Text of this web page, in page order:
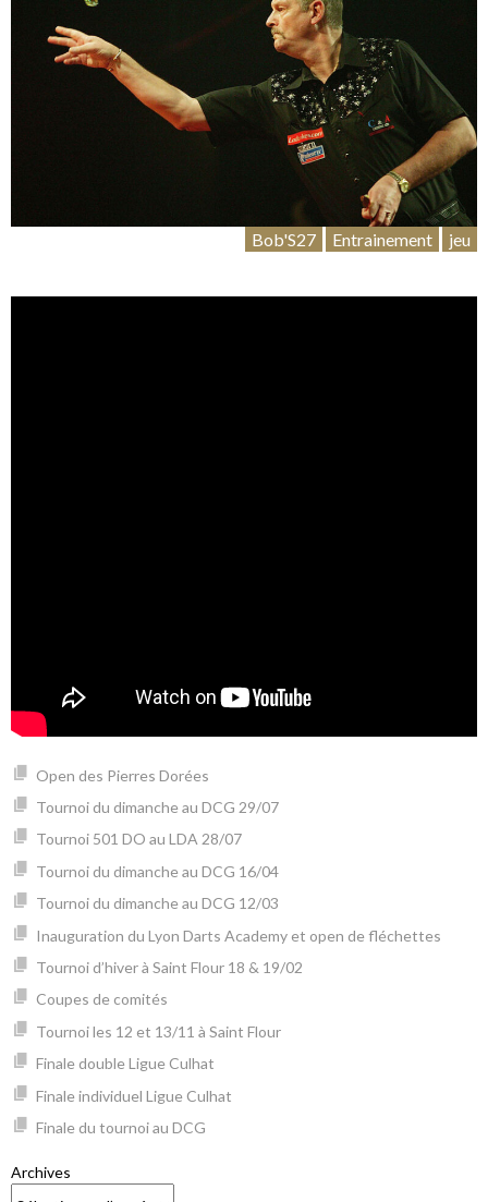
Bob'S27 Entrainement jeu
Open des Pierres Dorées
Tournoi du dimanche au DCG 29/07
Tournoi 501 DO au LDA 28/07
Tournoi du dimanche au DCG 16/04
Tournoi du dimanche au DCG 12/03
Inauguration du Lyon Darts Academy et open de fléchettes
Tournoi d’hiver à Saint Flour 18 & 19/02
Coupes de comités
Tournoi les 12 et 13/11 à Saint Flour
Finale double Ligue Culhat
Finale individuel Ligue Culhat
Finale du tournoi au DCG
Archives